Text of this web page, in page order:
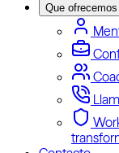
Que ofrecemos